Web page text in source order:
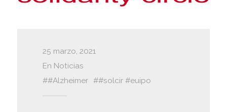
25 marzo, 2021
En Noticias
#Alzheimer
#solcir #euipo